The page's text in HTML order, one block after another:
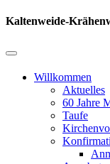
Kaltenweide-
Willkommen
Aktuelles
60 Jahre
Taufe